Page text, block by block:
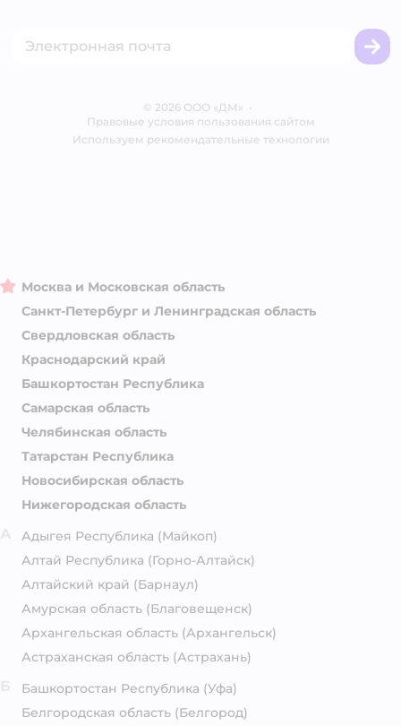
Блог
Корм для собак
© 2026 ООО «ДМ» •
Правовые условия пользования сайтом
Используем рекомендательные технологии
Москва и Московская область
Санкт-Петербург и Ленинградская область
Свердловская область
Краснодарский край
Башкортостан Республика
Самарская область
Челябинская область
Татарстан Республика
Новосибирская область
Нижегородская область
Адыгея Республика (Майкоп)
Алтай Республика (Горно-Алтайск)
Алтайский край (Барнаул)
Амурская область (Благовещенск)
Архангельская область (Архангельск)
Астраханская область (Астрахань)
Башкортостан Республика (Уфа)
Белгородская область (Белгород)